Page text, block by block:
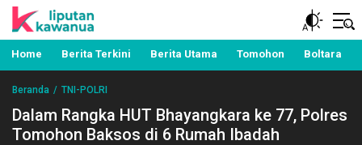
Liputan Kawanua
Berita Manado, Sulawesi Utara, Kawanua, Politik,
Pemerintahan, Hukum Kriminal dan Nasional
Home Berita Terkini Berita Utama Tomohon Boltara
Beranda TNI-POLRI
Dalam Rangka HUT Bhayangkara ke 77, Polres
Tomohon Baksos di 6 Rumah Ibadah